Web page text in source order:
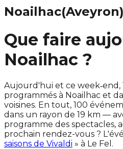
Noailhac(Aveyron)
Que faire
Noailhac ?
Aujourd'hui et ce week‑end,
programmés à Noailhac et
voisines. En tout, 100
dans un rayon de 19 km —
programme des spectacles,
prochain rendez-vous ?
saisons de Vivaldi » à Le Fel.